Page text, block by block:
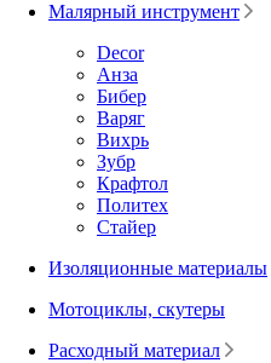
Малярный инструмент
Decor
Анза
Бибер
Варяг
Вихрь
Зубр
Крафтол
Политех
Стайер
Изоляционные материалы
Мотоциклы, скутеры
Расходный материал